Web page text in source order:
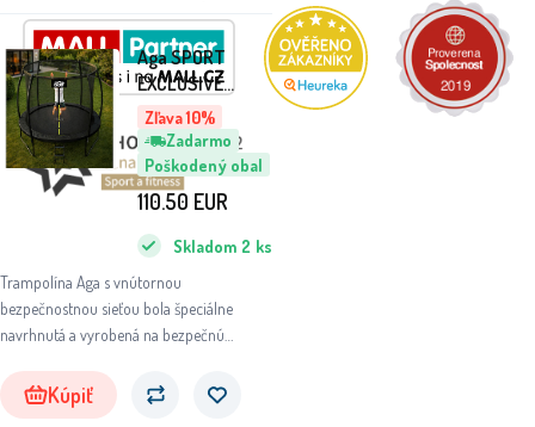
Zľava 10%
Zadarmo
Poškodený obal
Aga SPORT
EXCLUSIVE
Trampolína 250
cm Čierna +
ochranná sieť +
rebrík - II. AKOSŤ
Trampolína Aga s vnútornou
bezpečnostnou sieťou bola špeciálne
navrhnutá a vyrobená na bezpečnú
Skladom 2 ks
110.50 EUR
Kúpiť